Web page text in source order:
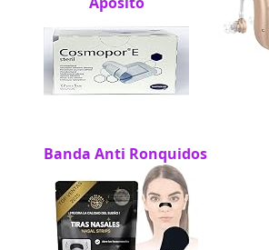
Banda Anti Ronquidos